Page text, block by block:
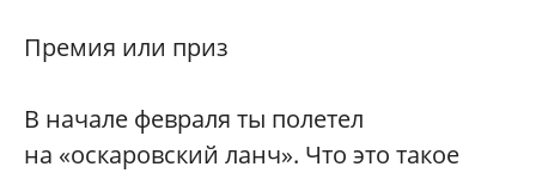
Премия или приз
В начале февраля ты полетел
на «оскаровский ланч». Что это такое